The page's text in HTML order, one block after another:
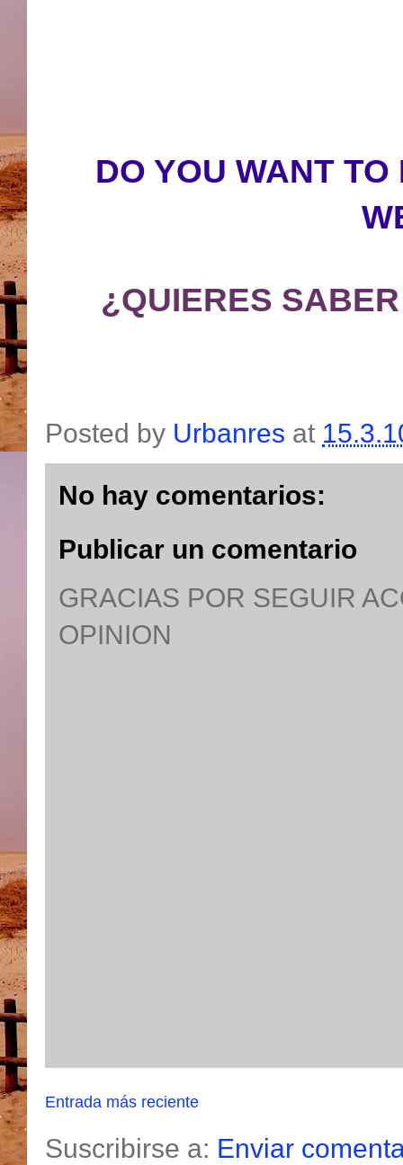
DO YOU WANT
¿QUIERES
Posted by Urbanres at
No hay comentarios:
Publicar un comentario
GRACIAS POR SEGUIR
OPINION
Entrada más reciente
Suscribirse a: Enviar